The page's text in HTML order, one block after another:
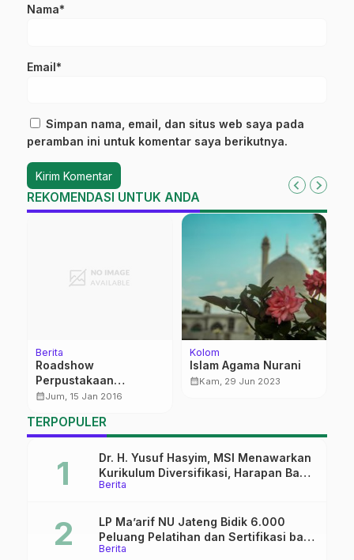
Nama*
Email*
Simpan nama, email, dan situs web saya pada
peramban ini untuk komentar saya berikutnya.
REKOMENDASI UNTUK ANDA
Berita
Roadshow
Perpustakaan
Mutamakkin
calendar_monthJum, 15 Jan 2016
Kolom
Islam Agama Nurani
calendar_monthKam, 29 Jun 2023
TERPOPULER
Berita
Dr. H. Yusuf Hasyim, MSI Menawarkan
Kurikulum Diversifikasi, Harapan Baru
dalam dunia pendidikan
Berita
LP Ma’arif NU Jateng Bidik 6.000
Peluang Pelatihan dan Sertifikasi bagi
Lulusan SMK